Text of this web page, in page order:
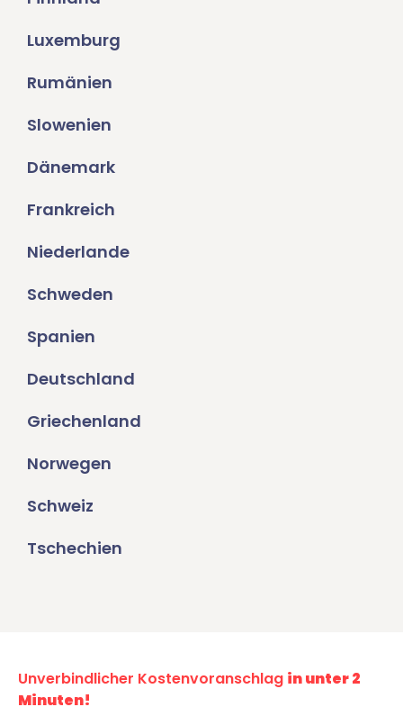
Luxemburg
Rumänien
Slowenien
Dänemark
Frankreich
Niederlande
Schweden
Spanien
Deutschland
Griechenland
Norwegen
Schweiz
Tschechien
Unverbindlicher Kostenvoranschlag in unter 2
Minuten!